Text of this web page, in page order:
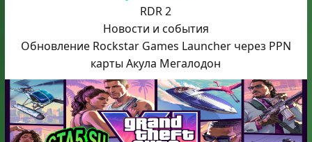
RDR 2
Новости и события
Обновление Rockstar Games Launcher через PPN
карты Акула Мегалодон